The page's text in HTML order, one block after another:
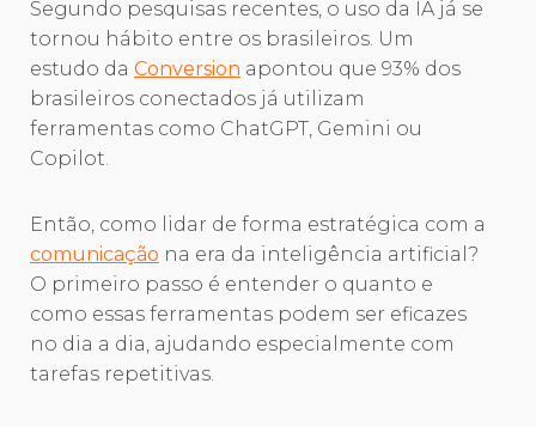
Segundo pesquisas recentes, o uso da IA já se
tornou hábito entre os brasileiros. Um
estudo da Conversion apontou que 93% dos
brasileiros conectados já utilizam
ferramentas como ChatGPT, Gemini ou
Copilot.
Então, como lidar de forma estratégica com a
comunicação na era da inteligência artificial?
O primeiro passo é entender o quanto e
como essas ferramentas podem ser eficazes
no dia a dia, ajudando especialmente com
tarefas repetitivas.